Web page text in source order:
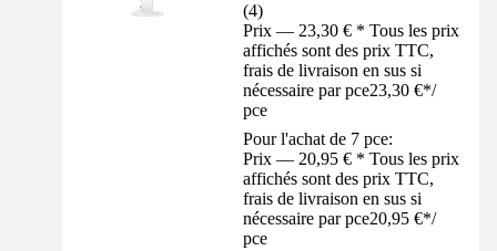
(4)
Prix — 23,30 € * Tous les prix
affichés sont des prix TTC,
frais de livraison en sus si
nécessaire par pce23,30 €*/
pce
Pour l'achat de 7 pce:
Prix — 20,95 € * Tous les prix
affichés sont des prix TTC,
frais de livraison en sus si
nécessaire par pce20,95 €*/
pce